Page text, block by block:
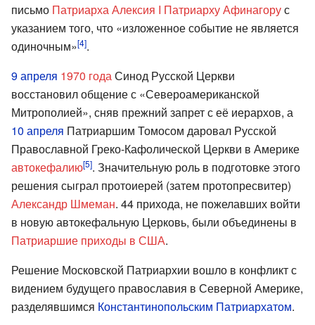
письмо Патриарха Алексия I ПатриархуАфинагорус
указанием того, что «изложенное событие не является
одиночным»[4].
9 апреля 1970 года Синод Русской Церкви
восстановил общение с «Североамериканской
Митрополией», сняв прежний запрет с её иерархов, а
10 апреля Патриаршим Томосом даровал Русской
Православной Греко-Кафолической Церкви в Америке
автокефалию[5]. Значительную роль в подготовке этого
решения сыграл протоиерей (затем протопресвитер)
Александр Шмеман. 44 прихода, не пожелавших войти
в новую автокефальную Церковь, были объединены в
Патриаршие приходы в США.
Решение Московской Патриархии вошло в конфликт с
видением будущего православия в Северной Америке,
разделявшимся Константинопольским Патриархатом.